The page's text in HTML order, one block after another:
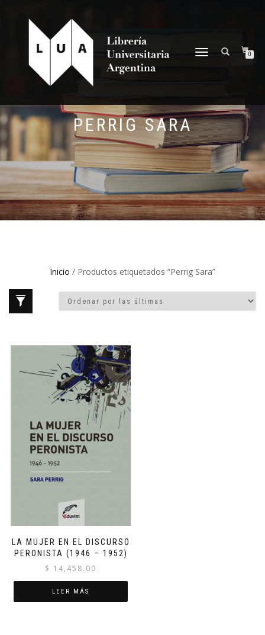
NAVEGACIÓN
0
PERRIG SARA
Inicio / Productos etiquetados “Perrig Sara”
LA MUJER EN EL DISCURSO
PERONISTA (1946 – 1952)
$ 14,458.00
LEER MÁS